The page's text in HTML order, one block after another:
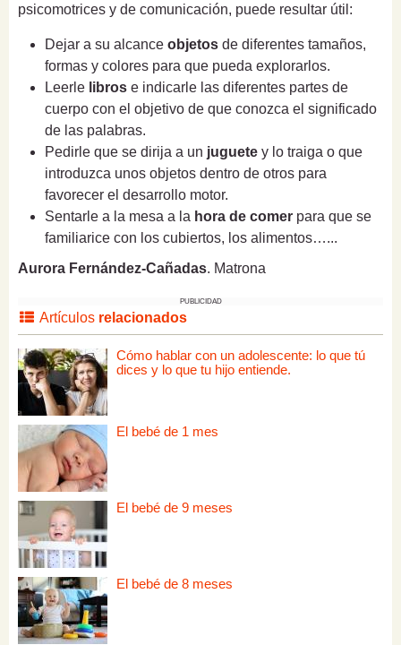
psicomotrices y de comunicación, puede resultar útil:
Dejar a su alcance objetos de diferentes tamaños,
formas y colores para que pueda explorarlos.
Leerle libros e indicarle las diferentes partes de
cuerpo con el objetivo de que conozca el significado
de las palabras.
Pedirle que se dirija a un juguete y lo traiga o que
introduzca unos objetos dentro de otros para
favorecer el desarrollo motor.
Sentarle a la mesa a la hora de comer para que se
familiarice con los cubiertos, los alimentos…...
Aurora Fernández-Cañadas. Matrona
PUBLICIDAD
Artículos relacionados
Cómo hablar con un adolescente: lo que tú
dices y lo que tu hijo entiende.
El bebé de 1 mes
El bebé de 9 meses
El bebé de 8 meses